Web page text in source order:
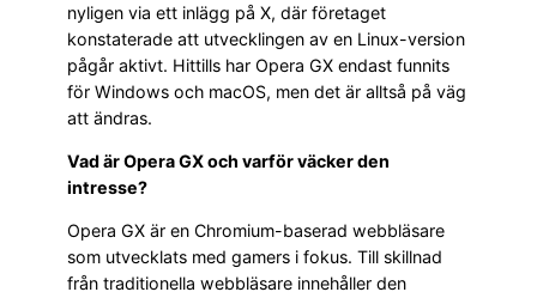
nyligen via ett inlägg på X, där företaget
konstaterade att utvecklingen av en Linux-version
pågår aktivt. Hittills har Opera GX endast funnits
för Windows och macOS, men det är alltså på väg
att ändras.
Vad är Opera GX och varför väcker den
intresse?
Opera GX är en Chromium-baserad webbläsare
som utvecklats med gamers i fokus. Till skillnad
från traditionella webbläsare innehåller den